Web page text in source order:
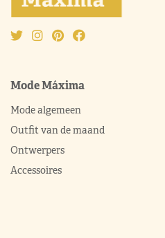
Mode Máxima
Mode algemeen
Outfit van de maand
Ontwerpers
Accessoires